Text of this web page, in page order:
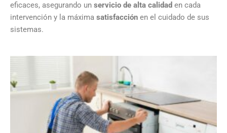
eficaces, asegurando un servicio de alta calidad en cada
intervención y la máxima satisfacción en el cuidado de sus
sistemas.